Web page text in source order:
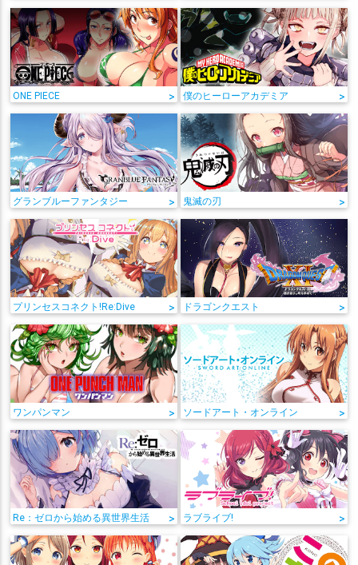
ONE PIECE > 僕のヒーローアカデミア >
グランブルーファンタジー > 鬼滅の刃 >
プリンセスコネクト!Re:Dive > ドラゴンクエスト >
ワンパンマン > ソードアート・オンライン >
Re：ゼロから始める異世界生活 > ラブライブ! >